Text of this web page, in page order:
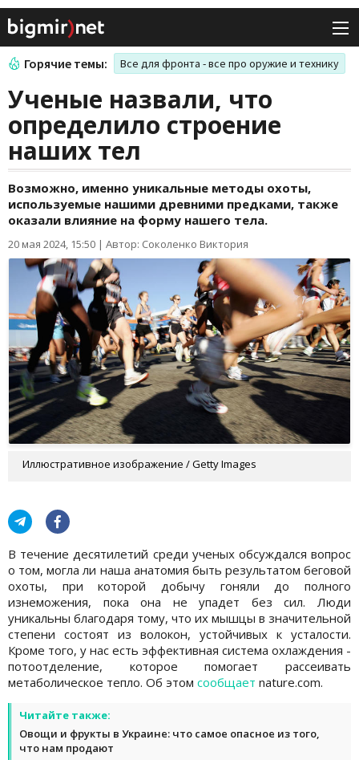
Горячие темы: Все для фронта - все про оружие и технику
Ученые назвали, что
определило строение
наших тел
Возможно, именно уникальные методы охоты,
используемые нашими древними предками, также
оказали влияние на форму нашего тела.
20 мая 2024, 15:50 | Автор: Соколенко Виктория
Иллюстративное изображение / Getty Images
В течение десятилетий среди ученых обсуждался вопрос
о том, могла ли наша анатомия быть результатом беговой
охоты, при которой добычу гоняли до полного
изнеможения, пока она не упадет без сил. Люди
уникальны благодаря тому, что их мышцы в значительной
степени состоят из волокон, устойчивых к усталости.
Кроме того, у нас есть эффективная система охлаждения -
потоотделение, которое помогает рассеивать
метаболическое тепло. Об этом сообщает nature.com.
Читайте также:
Овощи и фрукты в Украине: что самое опасное из того,
что нам продают